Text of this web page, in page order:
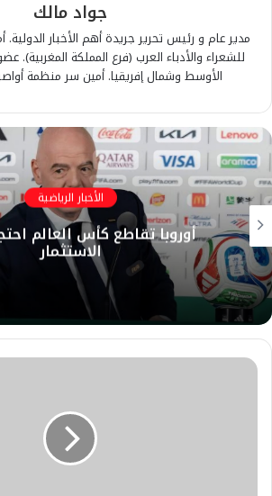
جواد مالك
مدير عام و رئيس تحرير جريدة أهم الأخبار الدولية.
للشعراء والأدباء العرب (فرع المملكة
الأوسط وشمال إفريقيا. أمين سر منظمة
الأخبار الرياضية
أوروبا تقاطع كأس العالم
الاستثمار